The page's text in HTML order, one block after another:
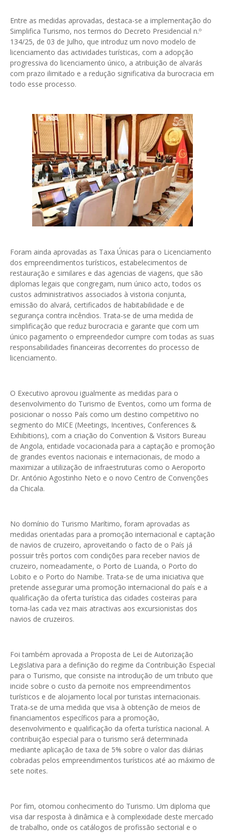
Entre as medidas aprovadas, destaca-se a implementação do
Simplifica Turismo, nos termos do Decreto Presidencial n.º
134/25, de 03 de Julho, que introduz um novo modelo de
licenciamento das actividades turísticas, com a adopção
progressiva do licenciamento único, a atribuição de alvarás
com prazo ilimitado e a redução significativa da burocracia em
todo esse processo.
Foram ainda aprovadas as Taxa Únicas para o Licenciamento
dos empreendimentos turísticos, estabelecimentos de
restauração e similares e das agencias de viagens, que são
diplomas legais que congregam, num único acto, todos os
custos administrativos associados à vistoria conjunta,
emissão do alvará, certificados de habitabilidade e de
segurança contra incêndios. Trata-se de uma medida de
simplificação que reduz burocracia e garante que com um
único pagamento o empreendedor cumpre com todas as suas
responsabilidades financeiras decorrentes do processo de
licenciamento.
O Executivo aprovou igualmente as medidas para o
desenvolvimento do Turismo de Eventos, como um forma de
posicionar o nosso País como um destino competitivo no
segmento do MICE (Meetings, Incentives, Conferences &
Exhibitions), com a criação do Convention & Visitors Bureau
de Angola, entidade vocacionada para a captação e promoção
de grandes eventos nacionais e internacionais, de modo a
maximizar a utilização de infraestruturas como o Aeroporto
Dr. António Agostinho Neto e o novo Centro de Convenções
da Chicala.
No domínio do Turismo Marítimo, foram aprovadas as
medidas orientadas para a promoção internacional e captação
de navios de cruzeiro, aproveitando o facto de o País já
possuir três portos com condições para receber navios de
cruzeiro, nomeadamente, o Porto de Luanda, o Porto do
Lobito e o Porto do Namibe. Trata-se de uma iniciativa que
pretende assegurar uma promoção internacional do país e a
qualificação da oferta turística das cidades costeiras para
torna-las cada vez mais atractivas aos excursionistas dos
navios de cruzeiros.
Foi também aprovada a Proposta de Lei de Autorização
Legislativa para a definição do regime da Contribuição Especial
para o Turismo, que consiste na introdução de um tributo que
incide sobre o custo da pernoite nos empreendimentos
turísticos e de alojamento local por turistas internacionais.
Trata-se de uma medida que visa à obtenção de meios de
financiamentos específicos para a promoção,
desenvolvimento e qualificação da oferta turística nacional. A
contribuição especial para o turismo será determinada
mediante aplicação de taxa de 5% sobre o valor das diárias
cobradas pelos empreendimentos turísticos até ao máximo de
sete noites.
Por fim, otomou conhecimento do Turismo. Um diploma que
visa dar resposta à dinâmica e à complexidade deste mercado
de trabalho, onde os catálogos de profissão sectorial e o